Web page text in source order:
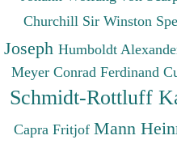
Churchill Sir Winston
Joseph Humboldt
Meyer Conrad Ferdinand
Schmidt-Rottluff
Capra Fritjof Mann